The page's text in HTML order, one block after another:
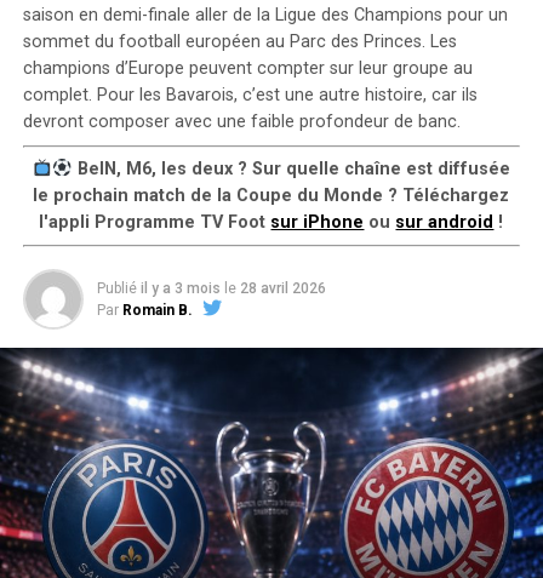
saison en demi-finale aller de la Ligue des Champions pour un
sommet du football européen au Parc des Princes. Les
champions d’Europe peuvent compter sur leur groupe au
complet. Pour les Bavarois, c’est une autre histoire, car ils
devront composer avec une faible profondeur de banc.
BeIN, M6, les deux ? Sur quelle chaîne est diffusée
le prochain match de la Coupe du Monde ? Téléchargez
l'appli Programme TV Foot sur iPhone ou sur android !
Publié il y a 3 mois le 28 avril 2026
Par Romain B.